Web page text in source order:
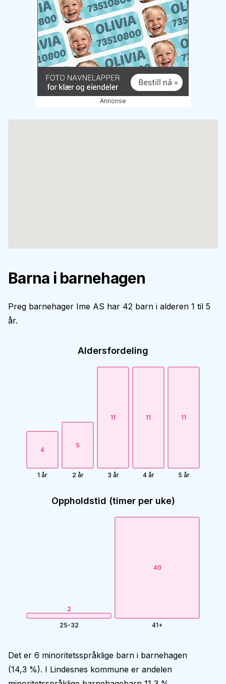
Annonse
Barna i barnehagen
Preg barnehager Ime AS har 42 barn i alderen 1 til 5
år.
Aldersfordeling
4
1 år
5
2 år
11
3 år
11
4 år
11
5 år
Oppholdstid (timer per uke)
2
25-32
40
41+
Det er 6 minoritetsspråklige barn i barnehagen
(14,3 %). I Lindesnes kommune er andelen